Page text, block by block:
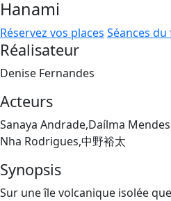
Hanami
Réservez vos places Séances
Réalisateur
Denise Fernandes
Acteurs
Sanaya Andrade,Daílma
Nha Rodrigues,中野裕太
Synopsis
Sur une île volcanique isolée